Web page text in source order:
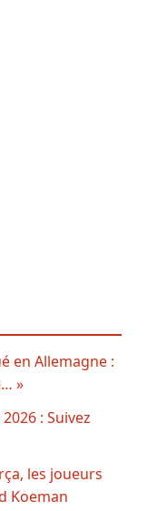
en Allemagne :
»
: Suivez
les joueurs
Koeman